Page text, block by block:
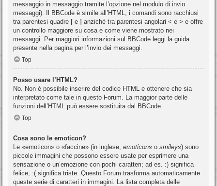
messaggio in messaggio tramite l’opzione nel modulo di invio
messaggi). Il BBCode è simile all’HTML, i comandi sono racchiusi
tra parentesi quadre [ e ] anziché tra parentesi angolari < e > e offre
un controllo maggiore su cosa e come viene mostrato nei
messaggi. Per maggiori informazioni sul BBCode leggi la guida
presente nella pagina per l’invio dei messaggi.
Top
Posso usare l’HTML?
No. Non è possibile inserire del codice HTML e ottenere che sia
interpretato come tale in questo Forum. La maggior parte delle
funzioni dell’HTML può essere sostituita dal BBCode.
Top
Cosa sono le emoticon?
Le «emoticon» o «faccine» (in inglese, emoticons o smileys) sono
piccole immagini che possono essere usate per esprimere una
sensazione o un’emozione con pochi caratteri; ad es. :) significa
felice, :( significa triste. Questo Forum trasforma automaticamente
queste serie di caratteri in immagini. La lista completa delle